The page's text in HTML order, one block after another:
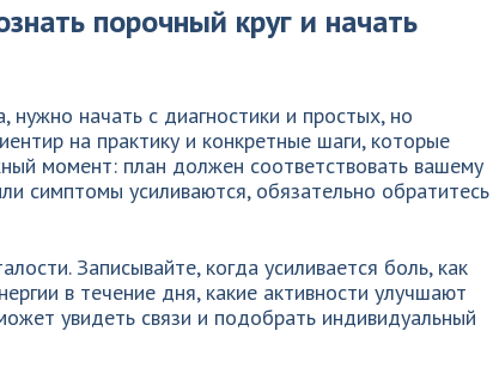
порочный круг и начать
нужно начать с диагностики и простых, но
на практику и конкретные шаги, которые
момент: план должен соответствовать вашему
симптомы усиливаются, обязательно обратитесь
Записывайте, когда усиливается боль, как
в течение дня, какие активности улучшают
увидеть связи и подобрать индивидуальный